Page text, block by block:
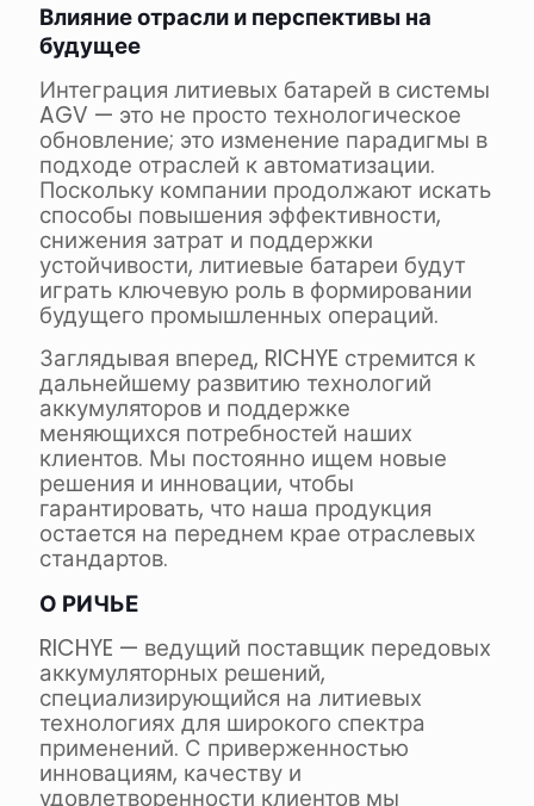
Влияние отрасли и перспективы на
будущее
Интеграция литиевых батарей в системы
AGV — это не просто технологическое
обновление; это изменение парадигмы в
подходе отраслей к автоматизации.
Поскольку компании продолжают искать
способы повышения эффективности,
снижения затрат и поддержки
устойчивости, литиевые батареи будут
играть ключевую роль в формировании
будущего промышленных операций.
Заглядывая вперед, RICHYE стремится к
дальнейшему развитию технологий
аккумуляторов и поддержке
меняющихся потребностей наших
клиентов. Мы постоянно ищем новые
решения и инновации, чтобы
гарантировать, что наша продукция
остается на переднем крае отраслевых
стандартов.
О РИЧЬЕ
RICHYE — ведущий поставщик передовых
аккумуляторных решений,
специализирующийся на литиевых
технологиях для широкого спектра
применений. С приверженностью
инновациям, качеству и
удовлетворенности клиентов мы